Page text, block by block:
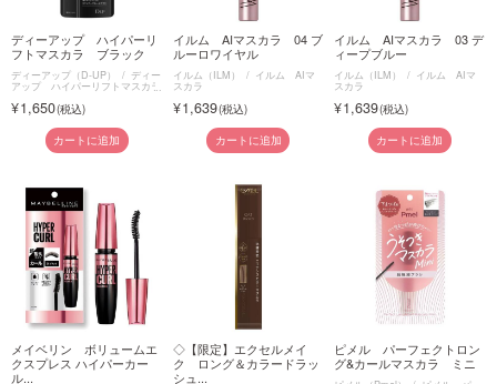
ディーアップ ハイパーリ
フトマスカラ ブラック
ディーアップ（D-UP） ディー
アップ ハイパーリフトマスカラ
1,650
カートに追加
イルム AIマスカラ 04 ブ
ルーロワイヤル
イルム（ILM） イルム AIマ
スカラ
1,639
カートに追加
イルム AIマスカラ 03 デ
ィープブルー
イルム（ILM） イルム AIマ
スカラ
1,639
カートに追加
メイベリン ボリュームエ
クスプレス ハイパーカー
ル...
◇【限定】エクセルメイ
ク ロング＆カラードラッ
シュ...
ピメル パーフェクトロン
グ&カールマスカラ ミニ